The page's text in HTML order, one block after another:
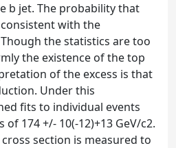
b jet. The probability that
with the
the statistics are too
the existence of the top
of the excess is that
Under this
fits to individual events
174 +/- 10(-12)+13 GeV/c2.
section is measured to